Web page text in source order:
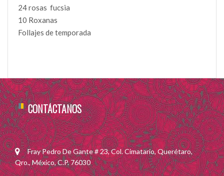
24 rosas fucsia
10 Roxanas
Follajes de temporada
CONTÁCTANOS
Fray Pedro De Gante # 23, Col. Cimatario, Querétaro,
Qro., México, C.P. 76030